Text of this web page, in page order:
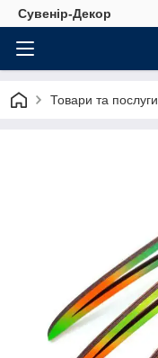
Сувенір-Декор
Товари та послуги